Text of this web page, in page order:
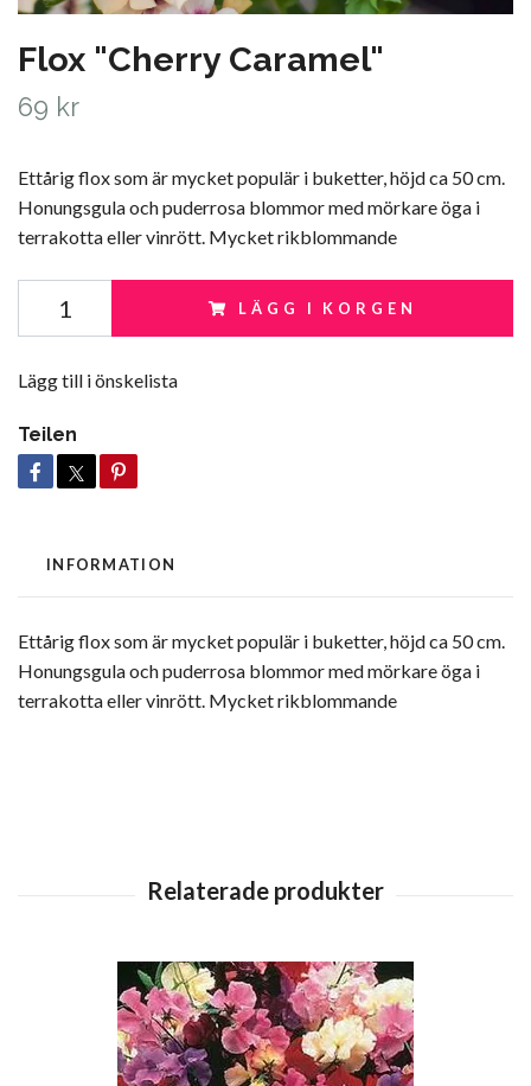
Flox "Cherry Caramel"
69 kr
Ettårig flox som är mycket populär i buketter, höjd ca 50 cm.
Honungsgula och puderrosa blommor med mörkare öga i
terrakotta eller vinrött. Mycket rikblommande
LÄGG I KORGEN
Lägg till i önskelista
Teilen
INFORMATION
Ettårig flox som är mycket populär i buketter, höjd ca 50 cm.
Honungsgula och puderrosa blommor med mörkare öga i
terrakotta eller vinrött. Mycket rikblommande